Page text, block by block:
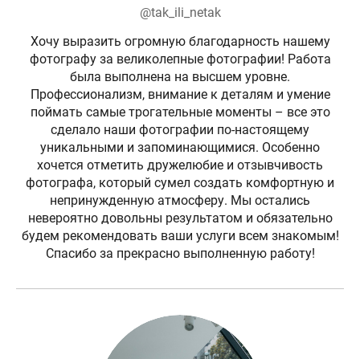
@tak_ili_netak
Хочу выразить огромную благодарность нашему
фотографу за великолепные фотографии! Работа
была выполнена на высшем уровне.
Профессионализм, внимание к деталям и умение
поймать самые трогательные моменты – все это
сделало наши фотографии по-настоящему
уникальными и запоминающимися. Особенно
хочется отметить дружелюбие и отзывчивость
фотографа, который сумел создать комфортную и
непринужденную атмосферу. Мы остались
невероятно довольны результатом и обязательно
будем рекомендовать ваши услуги всем знакомым!
Спасибо за прекрасно выполненную работу!